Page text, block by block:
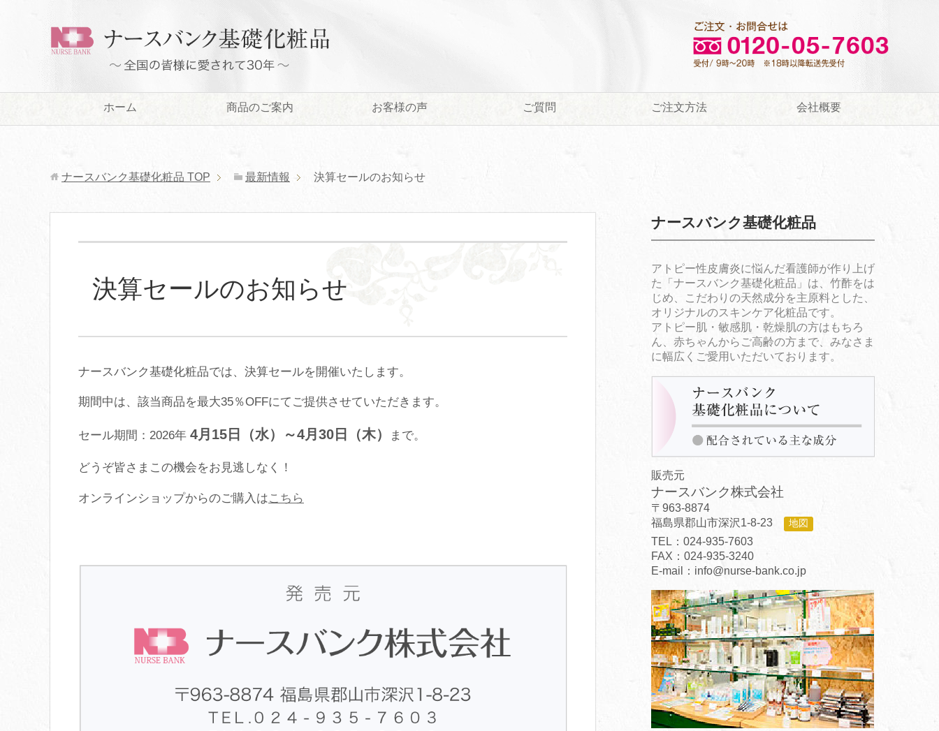
ホーム 商品のご案内 お客様の声 ご質問 ご注文方法 会社概要
ナースバンク基礎化粧品 TOP 最新情報 決算セールのお知らせ
決算セールのお知らせ
ナースバンク基礎化粧品では、決算セールを開催いたします。
期間中は、該当商品を最大35％OFFにてご提供させていただきます。
セール期間：2026年 4月15日（水）～4月30日（木） まで。
どうぞ皆さまこの機会をお見逃しなく！
オンラインショップからのご購入はこちら
ナースバンク基礎化粧品
アトピー性皮膚炎に悩んだ看護師が作り上げ
た「ナースバンク基礎化粧品」は、竹酢をは
じめ、こだわりの天然成分を主原料とした、
オリジナルのスキンケア化粧品です。
アトピー肌・敏感肌・乾燥肌の方はもちろ
ん、赤ちゃんからご高齢の方まで、みなさま
に幅広くご愛用いただいております。
販売元
ナースバンク株式会社
〒963-8874
福島県郡山市深沢1-8-23
地図
TEL：024-935-7603
FAX：024-935-3240
E-mail：info@nurse-bank.co.jp